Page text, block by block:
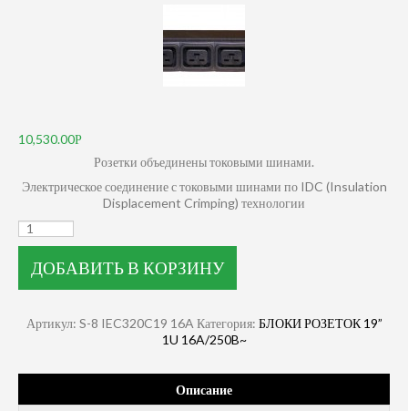
10,530.00
Розетки объединены токовыми шинами.
Электрическое соединение с токовыми шинами по IDC (Insulation
Displacement Crimping) технологии
ДОБАВИТЬ В КОРЗИНУ
Артикул: S-8 IEC320C19 16A Категория: БЛОКИ РОЗЕТОК 19”
1U 16A/250B~
Описание